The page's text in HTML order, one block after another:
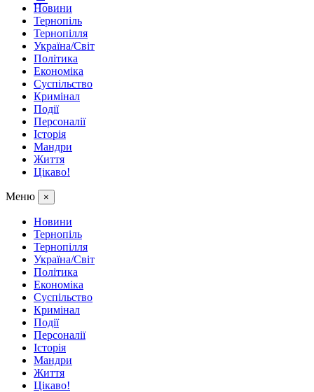
Новини
Тернопіль
Тернопілля
Україна/Світ
Політика
Економіка
Суспільство
Кримінал
Події
Персоналії
Історія
Мандри
Життя
Цікаво!
Меню ×
Новини
Тернопіль
Тернопілля
Україна/Світ
Політика
Економіка
Суспільство
Кримінал
Події
Персоналії
Історія
Мандри
Життя
Цікаво!